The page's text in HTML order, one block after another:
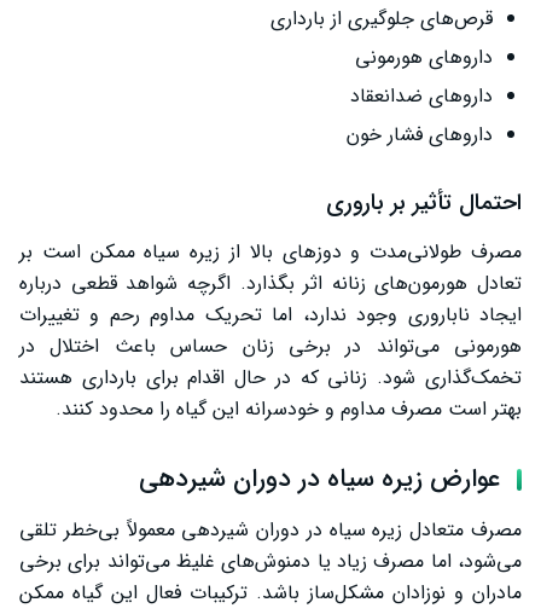
قرص‌های جلوگیری از بارداری
داروهای هورمونی
داروهای ضدانعقاد
داروهای فشار خون
احتمال تأثیر بر باروری
مصرف طولانی‌مدت و دوزهای بالا از زیره سیاه ممکن است بر
تعادل هورمون‌های زنانه اثر بگذارد. اگرچه شواهد قطعی درباره
ایجاد ناباروری وجود ندارد، اما تحریک مداوم رحم و تغییرات
هورمونی می‌تواند در برخی زنان حساس باعث اختلال در
تخمک‌گذاری شود. زنانی که در حال اقدام برای بارداری هستند
بهتر است مصرف مداوم و خودسرانه این گیاه را محدود کنند.
عوارض زیره سیاه در دوران شیردهی
مصرف متعادل زیره سیاه در دوران شیردهی معمولاً بی‌خطر تلقی
می‌شود، اما مصرف زیاد یا دمنوش‌های غلیظ می‌تواند برای برخی
مادران و نوزادان مشکل‌ساز باشد. ترکیبات فعال این گیاه ممکن